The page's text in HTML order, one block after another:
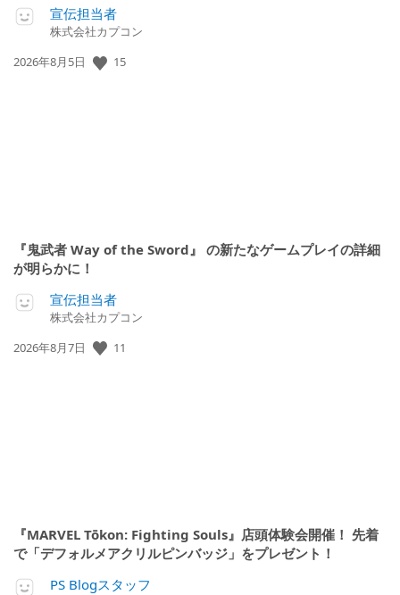
宣伝担当者
株式会社カプコン
公
2026年8月5日 15
『鬼武者 Way of the Sword』 の新たなゲームプレイの詳細
が明らかに！
宣伝担当者
株式会社カプコン
公
2026年8月7日 11
『MARVEL Tōkon: Fighting Souls』店頭体験会開催！ 先着
で「デフォルメアクリルピンバッジ」をプレゼント！
PS Blogスタッフ